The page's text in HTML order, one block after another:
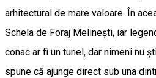
arhitectural de mare valoare. În
Schela de Foraj Melineşti, iar
conac ar fi un tunel, dar nimeni nu
spune că ajunge direct sub una